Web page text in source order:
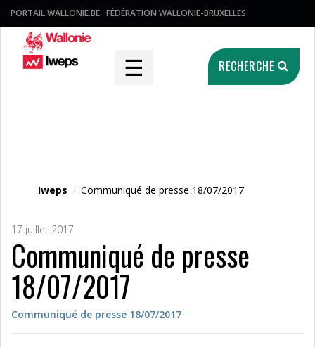
PORTAIL WALLONIE.BE FÉDÉRATION WALLONIE-BRUXELLES
☰ RECHERCHE
Iweps / Communiqué de presse 18/07/2017
17 juillet 2017
Communiqué de presse
18/07/2017
Communiqué de presse 18/07/2017